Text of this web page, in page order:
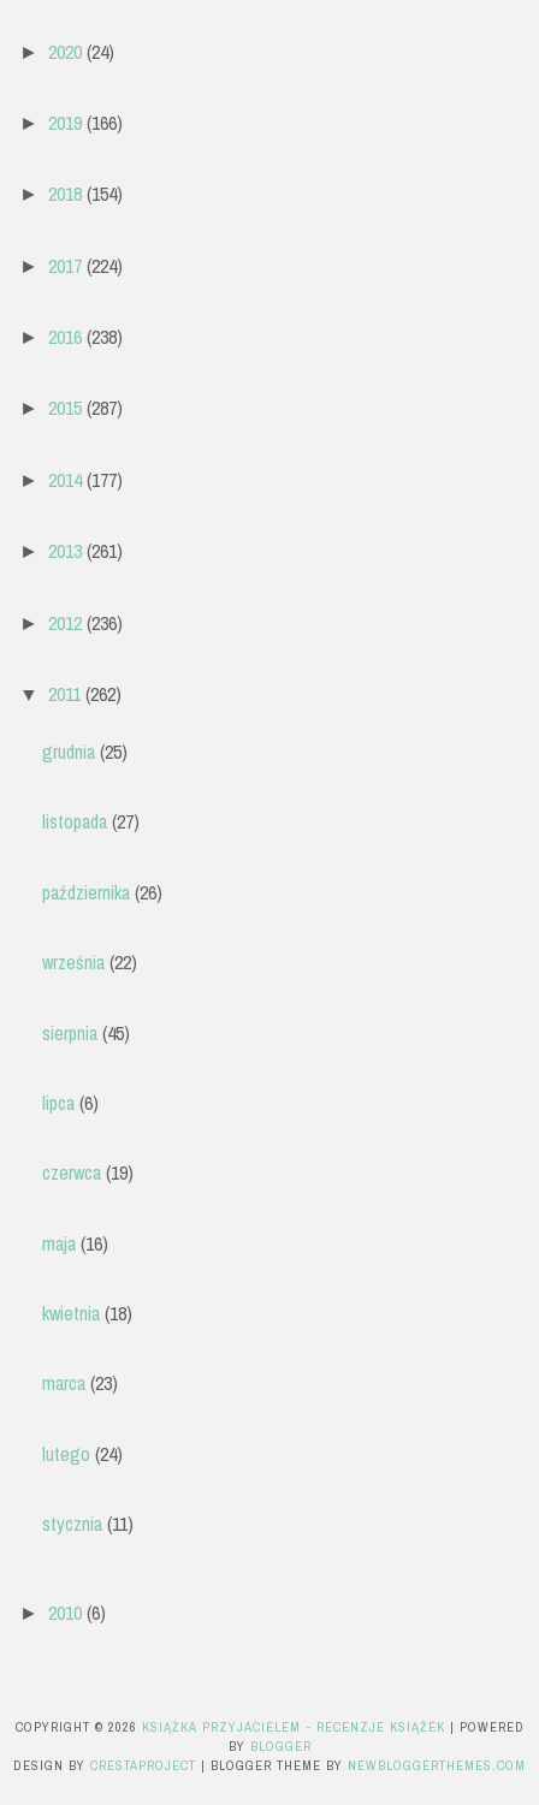
► 2020(24)
► 2019(166)
► 2018(154)
► 2017(224)
► 2016(238)
► 2015(287)
► 2014(177)
► 2013(261)
► 2012(236)
▼ 2011(262)
grudnia(25)
listopada(27)
października(26)
września(22)
sierpnia(45)
lipca(6)
czerwca(19)
maja(16)
kwietnia(18)
marca(23)
lutego (24)
stycznia(11)
► 2010(6)
COPYRIGHT © 2026 KSIĄŻKA PRZYJACIELEM - RECENZJE KSIĄŻEK | POWERED
BY BLOGGER
DESIGN BY CRESTAPROJECT | BLOGGER THEME BY NEWBLOGGERTHEMES.COM